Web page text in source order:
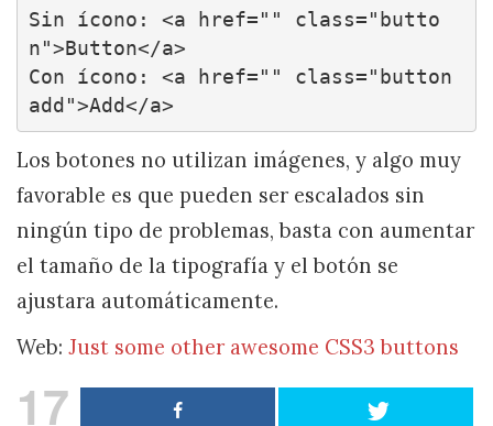
Sin ícono: <a href="" class="butto
n">Button</a>
Con ícono: <a href="" class="button
add">Add</a>
Los botones no utilizan imágenes, y algo muy
favorable es que pueden ser escalados sin
ningún tipo de problemas, basta con aumentar
el tamaño de la tipografía y el botón se
ajustara automáticamente.
Web: Just some other awesome CSS3 buttons
17